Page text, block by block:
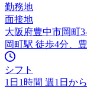
勤務地
面接地
大阪府豊中市岡町
岡町駅 徒歩4分、
シフト
1日1時間 週1日か